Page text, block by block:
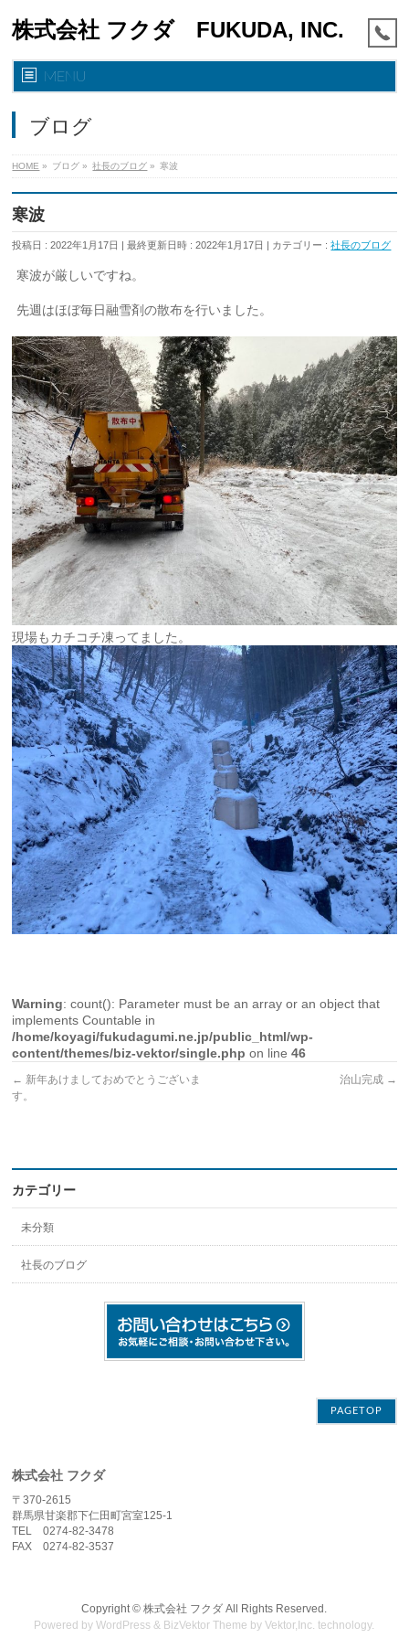
株式会社 フクダ FUKUDA, INC.
MENU
ブログ
HOME » ブログ » 社長のブログ » 寒波
寒波
投稿日 : 2022年1月17日 最終更新日時 : 2022年1月17日 カテゴリー :社長のブログ
寒波が厳しいですね。
先週はほぼ毎日融雪剤の散布を行いました。
現場もカチコチ凍ってました。
Warning: count(): Parameter must be an array or an object that
implements Countable in
/home/koyagi/fukudagumi.ne.jp/public_html/wp-
content/themes/biz-vektor/single.php on line46
← 新年あけましておめでとうございま
す。
治山完成 →
カテゴリー
未分類
社長のブログ
PAGETOP
株式会社 フクダ
〒370-2615
群馬県甘楽郡下仁田町宮室125-1
TEL 0274-82-3478
FAX 0274-82-3537
Copyright ©株式会社 フクダ All Rights Reserved.
Powered byWordPress & BizVektor Theme byVektor,Inc. technology.